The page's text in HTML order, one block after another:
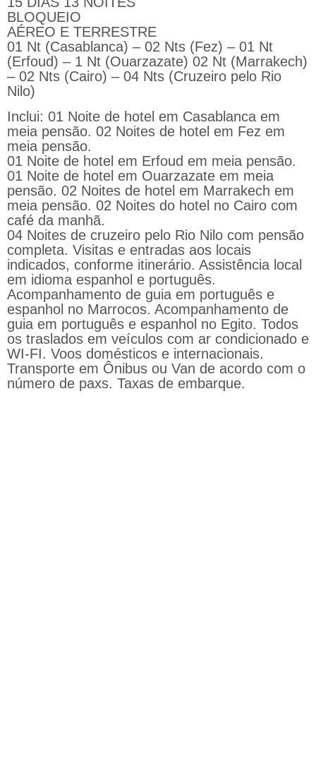
BLOQUEIO
AÉREO E TERRESTRE
01 Nt (Casablanca) – 02 Nts (Fez) – 01 Nt
(Erfoud) – 1 Nt (Ouarzazate) 02 Nt (Marrakech)
– 02 Nts (Cairo) – 04 Nts (Cruzeiro pelo Rio
Nilo)
Inclui: 01 Noite de hotel em Casablanca em
meia pensão. 02 Noites de hotel em Fez em
meia pensão.
01 Noite de hotel em Erfoud em meia pensão.
01 Noite de hotel em Ouarzazate em meia
pensão. 02 Noites de hotel em Marrakech em
meia pensão. 02 Noites do hotel no Cairo com
café da manhã.
04 Noites de cruzeiro pelo Rio Nilo com pensão
completa. Visitas e entradas aos locais
indicados, conforme itinerário. Assistência local
em idioma espanhol e português.
Acompanhamento de guia em português e
espanhol no Marrocos. Acompanhamento de
guia em português e espanhol no Egito. Todos
os traslados em veículos com ar condicionado e
WI-FI. Voos domésticos e internacionais.
Transporte em Ônibus ou Van de acordo com o
número de paxs. Taxas de embarque.